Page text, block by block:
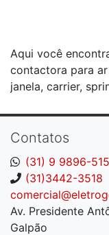
Aqui você
contactora para
janela, carrier,
Contatos
(31) 9 9896-
(31)3442-3518
Av. Presidente
Galpão